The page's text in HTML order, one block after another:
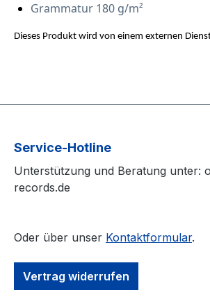
Grammatur 180 g/m²
Dieses Produkt wird von einem externen
Service-Hotline
Unterstützung und Beratung unter:
records.de
Oder über unser Kontaktformular.
Vertrag widerrufen